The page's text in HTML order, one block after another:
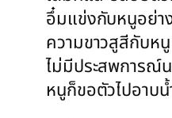
อึ๋มแข่งกับหนูอย่า
ความขาวสูสีกับห
ไม่มีประสพการณ์
หนูก็ขอตัวไปอาบน้